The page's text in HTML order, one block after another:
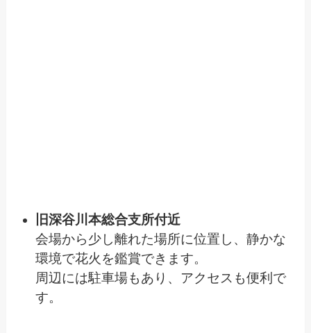
旧深谷川本総合支所付近
会場から少し離れた場所に位置し、静かな
環境で花火を鑑賞できます。
周辺には駐車場もあり、アクセスも便利で
す。